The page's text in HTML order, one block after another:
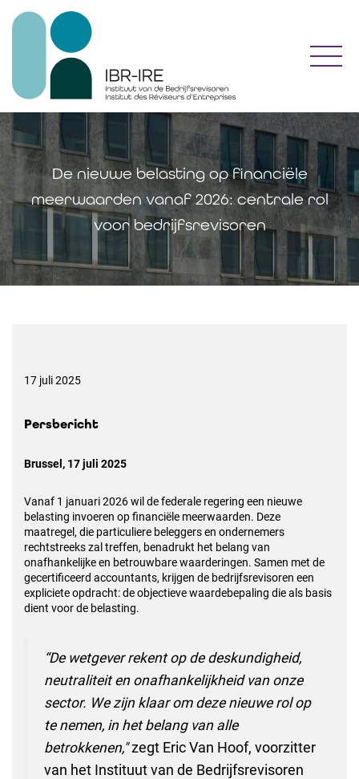
De nieuwe belasting op financiële
meerwaarden vanaf 2026: centrale rol
voor bedrijfsrevisoren
17 juli 2025
Persbericht
Brussel, 17 juli 2025
Vanaf 1 januari 2026 wil de federale regering een nieuwe
belasting invoeren op financiële meerwaarden. Deze
maatregel, die particuliere beleggers en ondernemers
rechtstreeks zal treffen, benadrukt het belang van
onafhankelijke en betrouwbare waarderingen. Samen met de
gecertificeerd accountants, krijgen de bedrijfsrevisoren een
expliciete opdracht: de objectieve waardebepaling die als basis
dient voor de belasting.
“De wetgever rekent op de deskundigheid,
neutraliteit en onafhankelijkheid van onze
sector. We zijn klaar om deze nieuwe rol op
te nemen, in het belang van alle
betrokkenen,"zegt Eric Van Hoof, voorzitter
van het Instituut van de Bedrijfsrevisoren